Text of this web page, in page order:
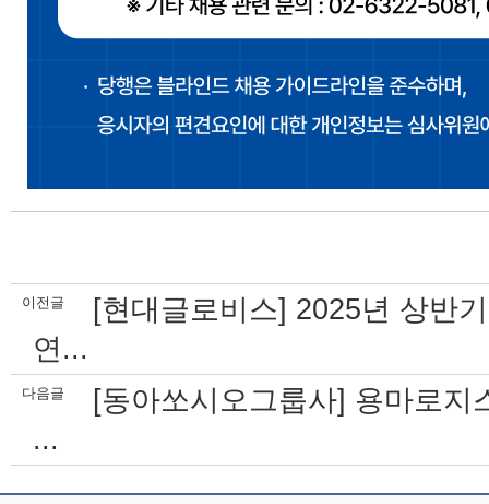
이전글
[현대글로비스] 2025년 상반
연...
다음글
[동아쏘시오그룹사] 용마로
...